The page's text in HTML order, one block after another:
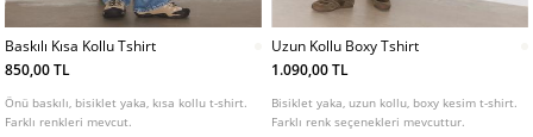
Baskılı Kısa Kollu Tshirt
850,00 TL
Önü baskılı, bisiklet yaka, kısa kollu t-shirt.
Farklı renkleri mevcut.
Uzun Kollu Boxy Tshirt
1.090,00 TL
Bisiklet yaka, uzun kollu, boxy kesim t-shirt.
Farklı renk seçenekleri mevcuttur.